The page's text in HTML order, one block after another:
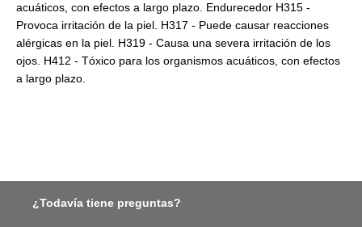
acuáticos, con efectos a largo plazo. Endurecedor H315 -
Provoca irritación de la piel. H317 - Puede causar reacciones
alérgicas en la piel. H319 - Causa una severa irritación de los
ojos. H412 - Tóxico para los organismos acuáticos, con efectos
a largo plazo.
¿Todavía tiene preguntas?